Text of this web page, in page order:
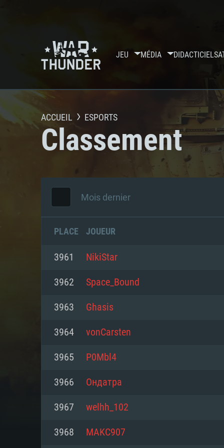
JEU MÉDIA DIDACTICIELS
ACCUEIL ESPORTS
Classement
Mois dernier
PLACE JOUEUR
3961 NikiStar
3962 Space_Bound
3963 Ghasis
3964 vonCarsten
3965 P0Mbl4
3966 Ондатpа
3967 welhh_102
3968 MAKC907